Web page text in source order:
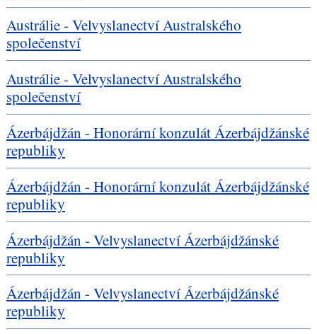
Austrálie - Velvyslanectví Australského
společenství
Austrálie - Velvyslanectví Australského
společenství
Ázerbájdžán - Honorární konzulát Ázerbájdžánské
republiky
Ázerbájdžán - Honorární konzulát Ázerbájdžánské
republiky
Ázerbájdžán - Velvyslanectví Ázerbájdžánské
republiky
Ázerbájdžán - Velvyslanectví Ázerbájdžánské
republiky